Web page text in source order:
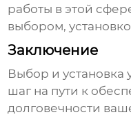
работы в этой
выбором,
Заключение
Выбор и установка
шаг на пути к
долговечности